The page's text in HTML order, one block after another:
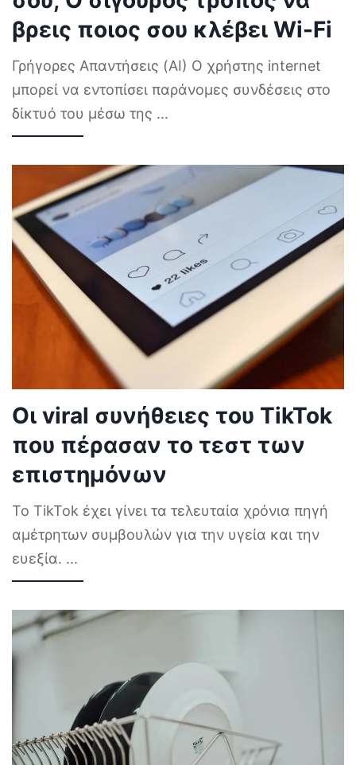
βρεις ποιος σου κλέβει Wi-Fi
Γρήγορες Απαντήσεις (AI) Ο χρήστης internet
μπορεί να εντοπίσει παράνομες συνδέσεις στο
δίκτυό του μέσω της ...
Οι viral συνήθειες του TikTok
που πέρασαν το τεστ των
επιστημόνων
Το TikTok έχει γίνει τα τελευταία χρόνια πηγή
αμέτρητων συμβουλών για την υγεία και την
ευεξία. ...